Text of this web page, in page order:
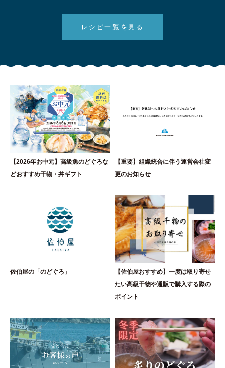
レシピ一覧を見る
【2026年お中元】高級魚のどぐろな
どおすすめ干物・丼ギフト
【重要】組織統合に伴う運営会社変
更のお知らせ
佐伯屋の「のどぐろ」
【佐伯屋おすすめ】一度は取り寄せ
たい高級干物や通販で購入する際の
ポイント